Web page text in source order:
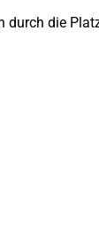
durch die